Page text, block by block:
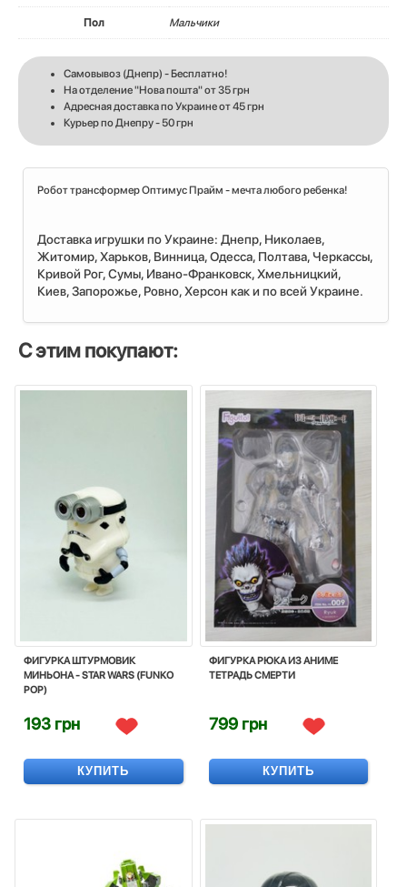
Пол Мальчики
Самовывоз (Днепр) - Бесплатно!
На отделение "Нова пошта" от 35 грн
Адресная доставка по Украине от 45 грн
Курьер по Днепру - 50 грн
Робот трансформер Оптимус Прайм - мечта любого ребенка!
Доставка игрушки по Украине: Днепр, Николаев,
Житомир, Харьков, Винница, Одесса, Полтава, Черкассы,
Кривой Рог, Сумы, Ивано-Франковск, Хмельницкий,
Киев, Запорожье, Ровно, Херсон как и по всей Украине.
С этим покупают:
ФИГУРКА ШТУРМОВИК
МИНЬОНА - STAR WARS (FUNKO
POP)
193 грн
КУПИТЬ
ФИГУРКА РЮКА ИЗ АНИМЕ
ТЕТРАДЬ СМЕРТИ
799 грн
КУПИТЬ